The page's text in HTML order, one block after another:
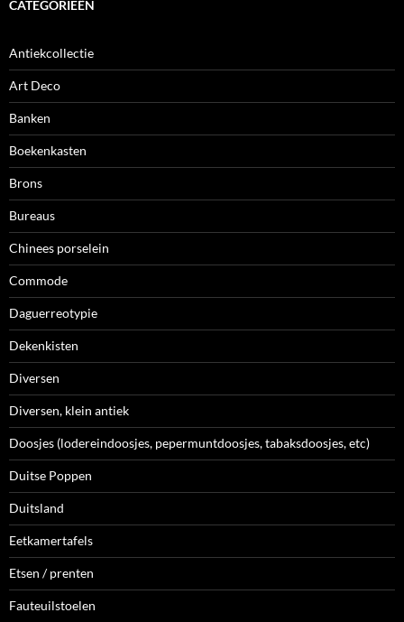
CATEGORIEËN
Antiekcollectie
Art Deco
Banken
Boekenkasten
Brons
Bureaus
Chinees porselein
Commode
Daguerreotypie
Dekenkisten
Diversen
Diversen, klein antiek
Doosjes (lodereindoosjes, pepermuntdoosjes, tabaksdoosjes, etc)
Duitse Poppen
Duitsland
Eetkamertafels
Etsen / prenten
Fauteuilstoelen